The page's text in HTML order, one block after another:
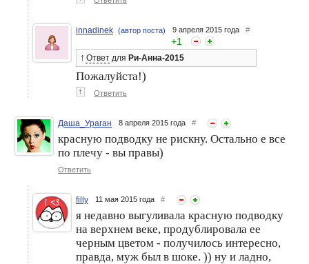
innadinek (автор поста) 9 апреля 2015 года #
+1
↑ Ответ для Ри-Анна-2015
Пожалуйста!)
↑ Ответить
Даша_Ураган 8 апреля 2015 года #
красную подводку не рискну. Остально е все
по плечу - вы правы)
Ответить
filly 11 мая 2015 года #
я недавно выгуливала красную подводку
на верхнем веке, продублировала ее
черным цветом - получилось интересно,
правда, муж был в шоке. )) ну и ладно,